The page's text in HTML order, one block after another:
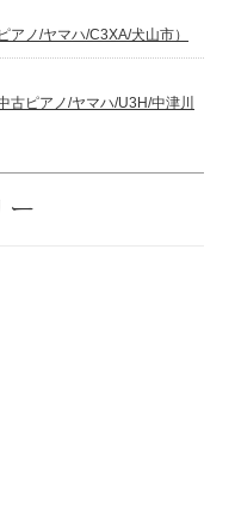
ノ/ヤマハ/C3XA/犬山市）
古ピアノ/ヤマハ/U3H/中津川
ー